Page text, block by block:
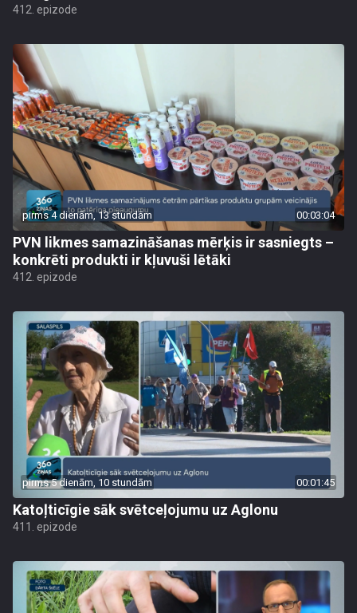
412. epizode
pirms 4 dienām, 13 stundām 00:03:04
PVN likmes samazināšanas mērķis ir sasniegts –
konkrēti produkti ir kļuvuši lētāki
412. epizode
pirms 5 dienām, 10 stundām 00:01:45
Katoļticīgie sāk svētceļojumu uz Aglonu
411. epizode